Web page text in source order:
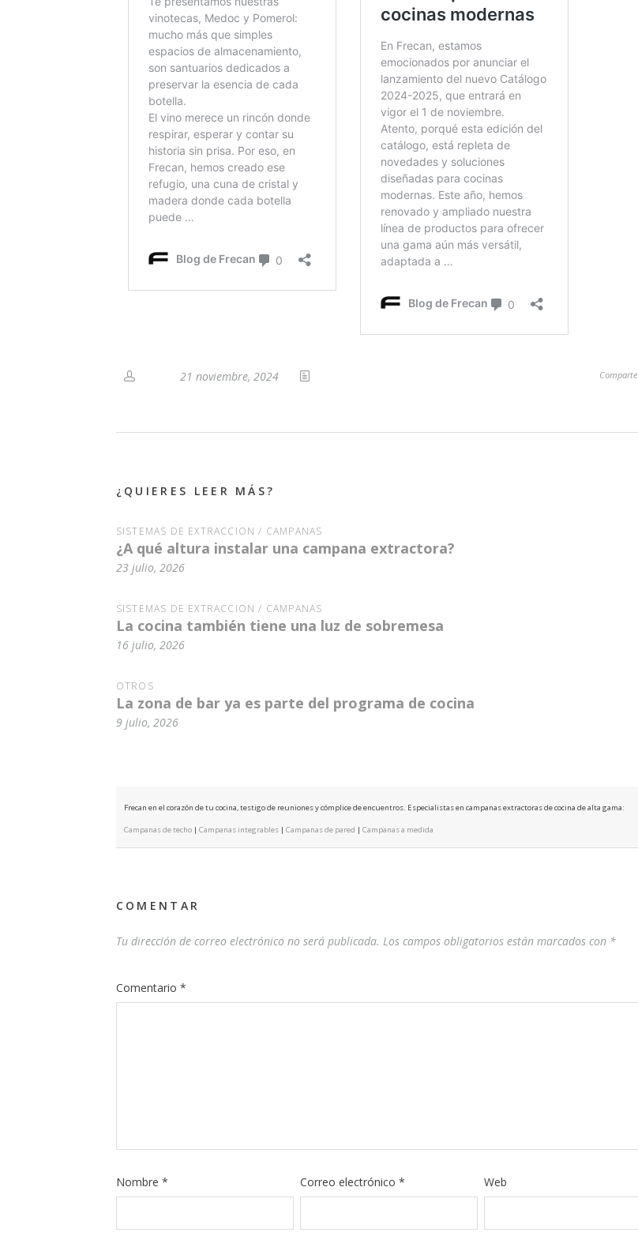
21 noviembre, 2024 Comparte
¿QUIERES LEER MÁS?
SISTEMAS DE EXTRACCIÓN / CAMPANAS
¿A qué altura instalar una campana extractora?
23 julio, 2026
SISTEMAS DE EXTRACCIÓN / CAMPANAS
La cocina también tiene una luz de sobremesa
16 julio, 2026
OTROS
La zona de bar ya es parte del programa de cocina
9 julio, 2026
Frecan en el corazón de tu cocina, testigo de reuniones y cómplice de encuentros. Especialistas en campanas extractoras de cocina de alta gama:
Campanas de techo| Campanas integrables| Campanas de pared | Campanas a medida
COMENTAR
Tu dirección de correo electrónico no será publicada. Los campos obligatorios están marcados con *
Comentario *
Nombre * Correo electrónico * Web